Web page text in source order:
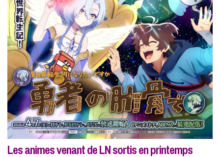
Les animes venant de LN sortis en printemps